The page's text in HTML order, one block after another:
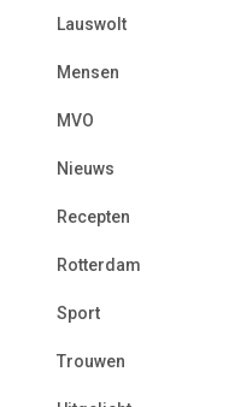
Lauswolt
Mensen
MVO
Nieuws
Recepten
Rotterdam
Sport
Trouwen